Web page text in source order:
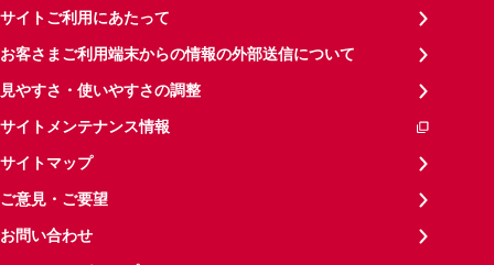
サイトご利用にあたって
お客さまご利用端末からの情報の外部送信について
見やすさ・使いやすさの調整
サイトメンテナンス情報
サイトマップ
ご意見・ご要望
お問い合わせ